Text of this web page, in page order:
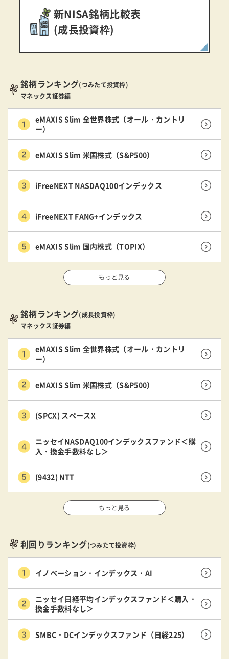
新NISA銘柄比較表
(成長投資枠)
銘柄ランキング(つみたて投資枠)
マネックス証券編
eMAXIS Slim 全世界株式（オール・カントリ
ー）
eMAXIS Slim 米国株式（S&P500）
iFreeNEXT NASDAQ100インデックス
iFreeNEXT FANG+インデックス
eMAXIS Slim 国内株式（TOPIX）
もっと見る
銘柄ランキング(成長投資枠)
マネックス証券編
eMAXIS Slim 全世界株式（オール・カントリ
ー）
eMAXIS Slim 米国株式（S&P500）
(SPCX) スペースX
ニッセイNASDAQ100インデックスファンド＜購
入・換金手数料なし＞
(9432) NTT
もっと見る
利回りランキング(つみたて投資枠)
イノベーション・インデックス・AI
ニッセイ日経平均インデックスファンド＜購入・
換金手数料なし＞
SMBC・DCインデックスファンド（日経225）